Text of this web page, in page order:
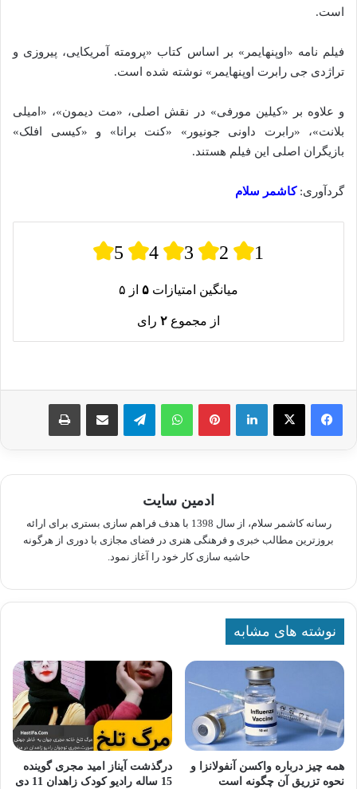
است.
فیلم‌ نامه «اوپنهایمر» بر اساس کتاب «پرومته آمریکایی، پیروزی و
تراژدی جی رابرت اوپنهایمر» نوشته شده‌‌‌‌‌ است.
و علاوه بر «کیلین مورفی» در نقش اصلی، «مت دیمون»، «امیلی
بلانت»، «رابرت داونی جونیور» «کنت برانا» و «کیسی افلک»
بازیگران اصلی این فیلم هستند.
گردآوری:کاشمر سلام
5 4 3 2 1
میانگین امتیازات ۵ از ۵
از مجموع ۲ رای
لینکدین پینترستواتس آپ تلگرام اشتراک گذاری از طریق ایمیل چاپ
ادمین سایت
رسانه کاشمر سلام، از سال 1398 با هدف فراهم سازی بستری برای ارائه
بروزترین مطالب خبری و فرهنگی هنری در فضای مجازی با دوری از هرگونه
حاشیه سازی کار خود را آغاز نمود.
نوشته های مشابه
همه چیز درباره واکسن آنفولانزا و
نحوه تزریق آن چگونه است
درگذشت آیناز امید مجری گوینده
15 ساله رادیو کودک زاهدان 11 دی